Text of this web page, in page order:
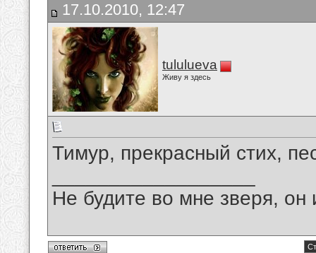
17.10.2010, 12:47
tululueva
Живу я здесь
Тимур, прекрасный стих,
Не будите во мне зверя, он